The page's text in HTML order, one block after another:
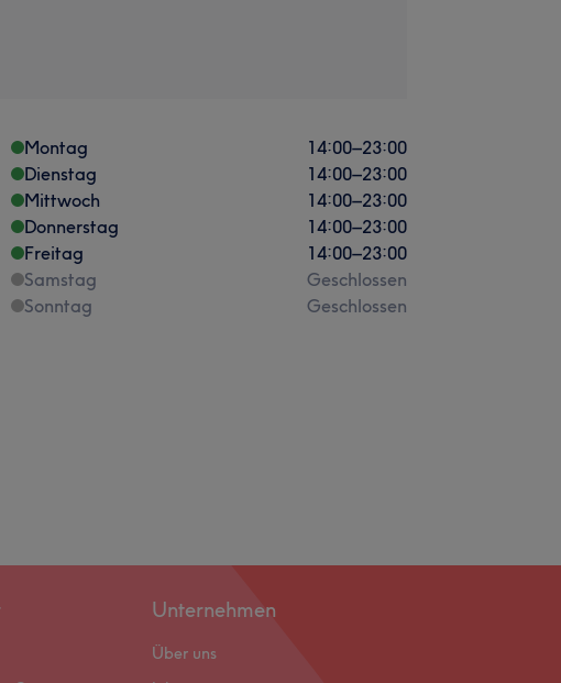
Montag 14:00–23:00
Dienstag
14:00–23:00
Mittwoch
14:00–23:00
Donnerstag
14:00–23:00
Freitag
14:00–23:00
Samstag
Geschlossen
Sonntag
Geschlossen
Unternehmen
Über uns